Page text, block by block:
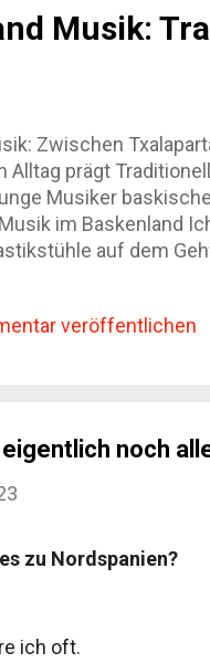
Musik:
Zwischen
Alltag prägt
Musiker
im Baskenland
auf dem
Musik so
veröffentlichen
noch
zu Nordspanien?
ich oft.